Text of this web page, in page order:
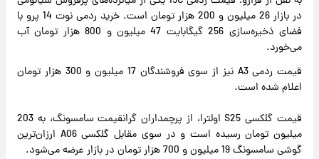
در بازار 26 میلیون و 200 هزار تومان است. خرید ردمی نوت 14 پرو با
فضای ذخیره‌سازی 256 گیگابایت 47 میلیون و 800 هزار تومان آب
می‌خورد.
قیمت ردمی A3 نیز از سوی فروشندگان 17 میلیون و 300 هزار تومان
اعلام شده است.
قیمت گلکسی S25 اولترا، از پرچمداران گرانقیمت سامسونگ، به 203
میلیون تومان رسیده است و در سوی مقابل گلکسی A06 ارزان‌ترین
گوشی سامسونگ 19 میلیون و 700 هزار تومان در بازار عرضه می‌شود.